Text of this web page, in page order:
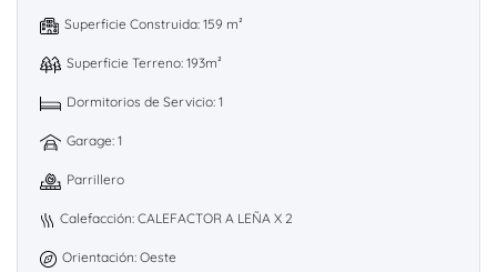
Superficie Construida: 159 m²
Superficie Terreno: 193m²
Dormitorios de Servicio: 1
Garage: 1
Parrillero
Calefacción: CALEFACTOR A LEÑA X 2
Orientación: Oeste